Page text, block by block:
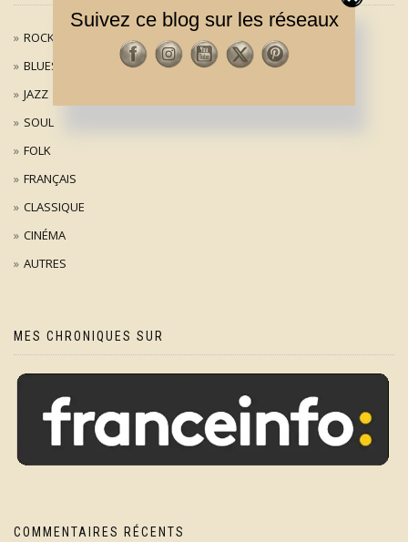
ROCK / POP
BLUES
JAZZ
SOUL
FOLK
FRANÇAIS
CLASSIQUE
CINÉMA
AUTRES
MES CHRONIQUES SUR
COMMENTAIRES RÉCENTS
Suivez ce blog sur les réseaux